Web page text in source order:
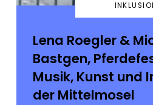
Lena Roegler &
Bastgen,
Musik, Kunst und
der Mittelmosel